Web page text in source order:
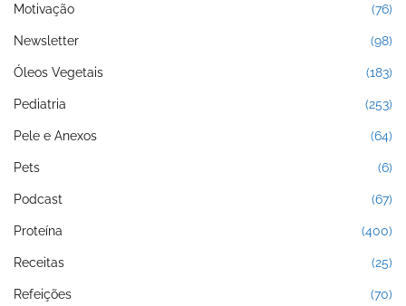
Motivação (76)
Newsletter (98)
Óleos Vegetais (183)
Pediatria (253)
Pele e Anexos (64)
Pets (6)
Podcast (67)
Proteína (400)
Receitas (25)
Refeições (70)